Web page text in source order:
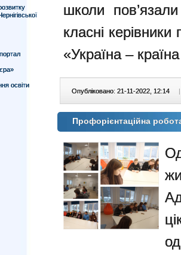
освіти
школи
класні
«Україна –
Опубліковано: 21-11-2022, 12:14 |
Профорієнтаційна